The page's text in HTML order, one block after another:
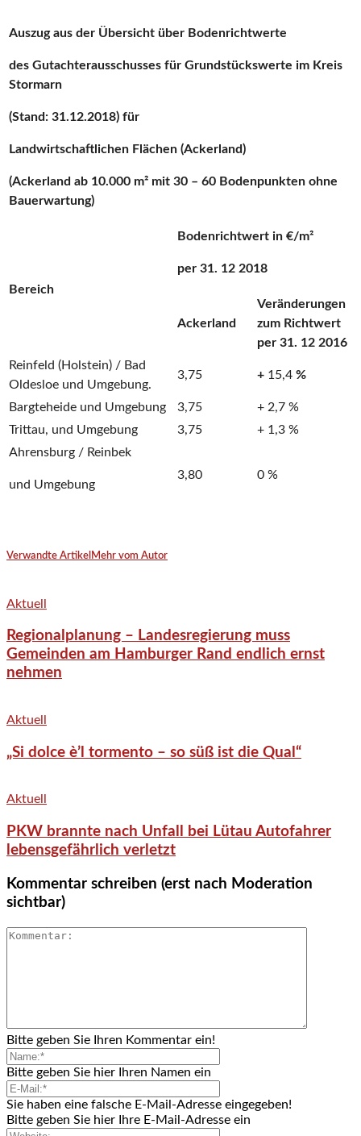
Auszug aus der Übersicht über Bodenrichtwerte
des Gutachterausschusses für Grundstückswerte im Kreis
Stormarn
(Stand: 31.12.2018) für
Landwirtschaftlichen Flächen (Ackerland)
(Ackerland ab 10.000 m² mit 30 – 60 Bodenpunkten ohne
Bauerwartung)
Bereich
Bodenrichtwert in €/m²
per 31. 12 2018
Ackerland
Veränderungen
zum Richtwert
per 31. 12 2016
Reinfeld (Holstein) / Bad
Oldesloe und Umgebung.
3,75 + 15,4 %
Bargteheide und Umgebung 3,75
+ 2,7 %
Trittau, und Umgebung
3,75
+ 1,3 %
Ahrensburg / Reinbek
und Umgebung
3,80 0 %
Verwandte Artikel Mehr vom Autor
Aktuell
Regionalplanung – Landesregierung muss
Gemeinden am Hamburger Rand endlich ernst
nehmen
Aktuell
„Si dolce è’l tormento – so süß ist die Qual“
Aktuell
PKW brannte nach Unfall bei Lütau Autofahrer
lebensgefährlich verletzt
Kommentar schreiben (erst nach Moderation
sichtbar)
Bitte geben Sie Ihren Kommentar ein!
Bitte geben Sie hier Ihren Namen ein
Sie haben eine falsche E-Mail-Adresse eingegeben!
Bitte geben Sie hier Ihre E-Mail-Adresse ein